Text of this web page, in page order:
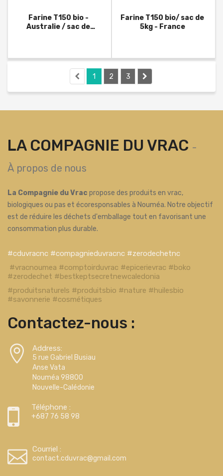
Farine T150 bio -
Australie / sac de
Farine T150 bio/ sac de
5kg - France
1 2 3
LA COMPAGNIE DU VRAC -
À propos de nous
La Compagnie du Vrac propose des produits en vrac,
biologiques ou pas et écoresponsables à Nouméa. Notre objectif
est de réduire les déchets d'emballage tout en favorisant une
consommation plus durable.
#cduvracnc #compagnieduvracnc #zerodechetnc
#vracnoumea #comptoirduvrac #epicerievrac #boko
#zerodechet #bestkeptsecretnewcaledonia
#produitsnaturels #produitsbio #nature #huilesbio
#savonnerie #cosmétiques
Contactez-nous :
Address:
5 rue Gabriel Busiau
Anse Vata
Nouméa 98800
Nouvelle-Calédonie
Téléphone :
+687 76 58 98
Courriel :
contact.cduvrac@gmail.com